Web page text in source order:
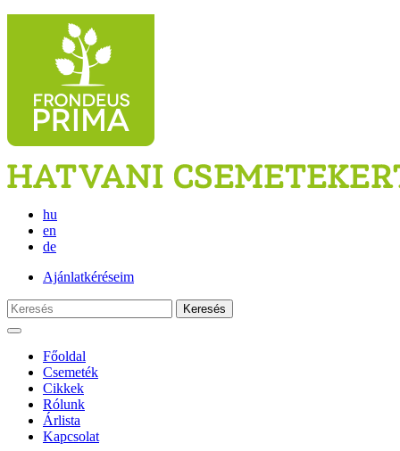
hu
en
de
Ajánlatkéréseim
Keresés
Főoldal
Csemeték
Cikkek
Rólunk
Árlista
Kapcsolat